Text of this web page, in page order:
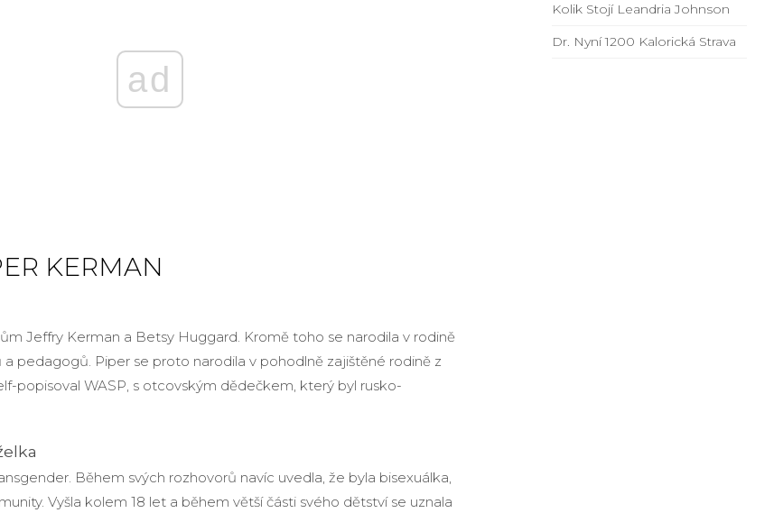
ad
KERMAN
Jeffry Kerman a Betsy Huggard. Kromě toho se narodila v rodině
a pedagogů. Piper se proto narodila v pohodlně zajištěné rodině z
popisoval WASP, s otcovským dědečkem, který byl rusko-
Během svých rozhovorů navíc uvedla, že byla bisexuálka,
Vyšla kolem 18 let a během větší části svého dětství se uznala
Kolik Stojí Leandria Johnson
Dr. Nyní 1200 Kalorická Strava